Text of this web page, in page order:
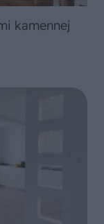
kamennej